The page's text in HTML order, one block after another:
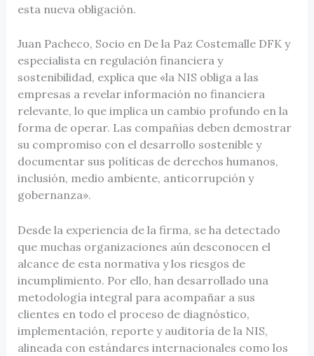
esta nueva obligación.
Juan Pacheco, Socio en De la Paz Costemalle DFK y
especialista en regulación financiera y
sostenibilidad, explica que «la NIS obliga a las
empresas a revelar información no financiera
relevante, lo que implica un cambio profundo en la
forma de operar. Las compañías deben demostrar
su compromiso con el desarrollo sostenible y
documentar sus políticas de derechos humanos,
inclusión, medio ambiente, anticorrupción y
gobernanza».
Desde la experiencia de la firma, se ha detectado
que muchas organizaciones aún desconocen el
alcance de esta normativa y los riesgos de
incumplimiento. Por ello, han desarrollado una
metodología integral para acompañar a sus
clientes en todo el proceso de diagnóstico,
implementación, reporte y auditoría de la NIS,
alineada con estándares internacionales como los